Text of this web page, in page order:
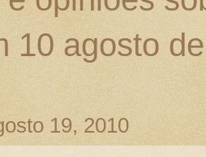
10 agosto
19, 2010